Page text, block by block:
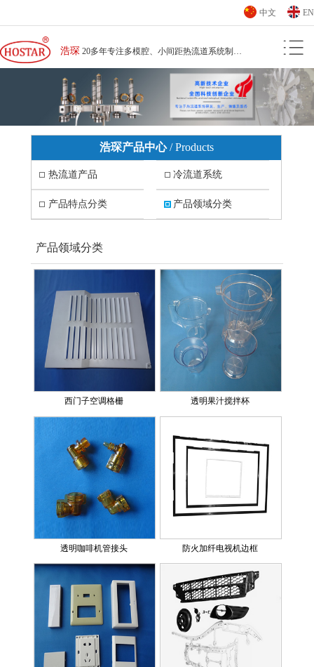
中文 EN
浩琛 20多年专注多模腔、小间距热流道系统制造厂家
浩琛产品中心/ Products
热流道产品
热流道系统 热咀
冷流道系统
冷咀
产品特点分类 产品领域分类
家用电器塑件热流道应用
产品领域分类
西门子空调格栅 透明果汁搅拌杯
透明咖啡机管接头 防火加纤电视机边框